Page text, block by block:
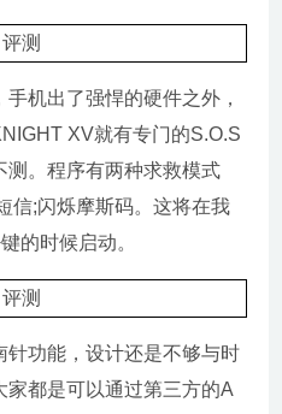
机出了强悍的硬件之外，
XV就有专门的S.O.S
测。程序有两种求救模式
;闪烁摩斯码。这将在我
的时候启动。
功能，设计还是不够与时
都是可以通过第三方的A